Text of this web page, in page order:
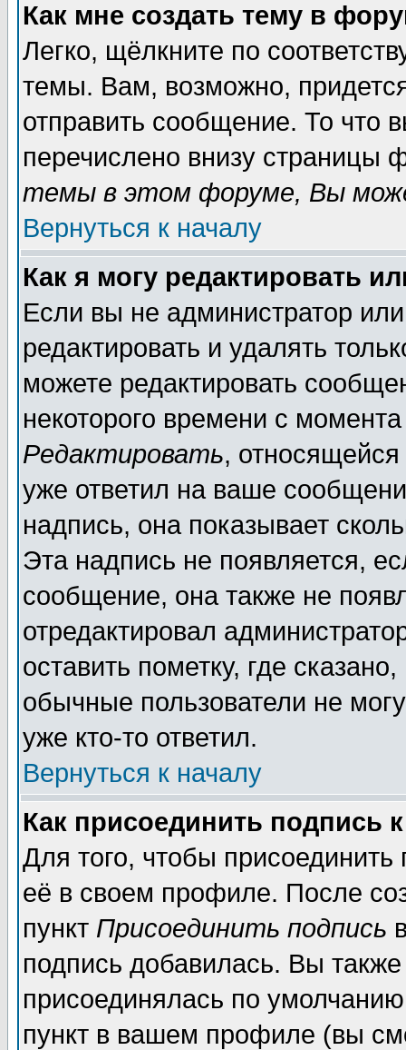
Как мне создать тему в
Легко, щёлкните по
темы. Вам, возможно,
отправить сообщение. То что
перечислено внизу страницы
темы в этом форуме, Вы
Вернуться к началу
Как я могу редактировать
Если вы не администратор
редактировать и удалять
можете редактировать
некоторого времени с
Редактировать,
уже ответил на ваше
надпись, она показывает
Эта надпись не появляется,
сообщение, она также не
отредактировал
оставить пометку, где
обычные пользователи не
уже кто-то ответил.
Вернуться к началу
Как присоединить подпись
Для того, чтобы
её в своем профиле. После
пункт Присоединить подпись
подпись добавилась. Вы
присоединялась по
пункт в вашем профиле (вы